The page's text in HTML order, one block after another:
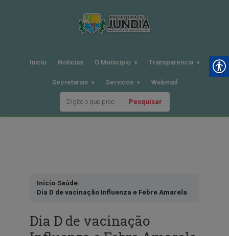
Inicio Noticias O Municipio Transparencia
Secretarias Servicos Webmail
Pesquisar
Início›Saúde›
Dia D de vacinação Influenza e Febre Amarela
Dia D de vacinação